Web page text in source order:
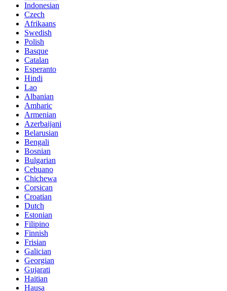
Indonesian
Czech
Afrikaans
Swedish
Polish
Basque
Catalan
Esperanto
Hindi
Lao
Albanian
Amharic
Armenian
Azerbaijani
Belarusian
Bengali
Bosnian
Bulgarian
Cebuano
Chichewa
Corsican
Croatian
Dutch
Estonian
Filipino
Finnish
Frisian
Galician
Georgian
Gujarati
Haitian
Hausa